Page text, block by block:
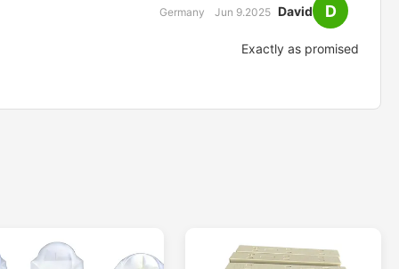
D
David
Germany Jun 9.2025
Exactly as promised